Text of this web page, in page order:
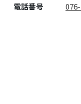
電話番号